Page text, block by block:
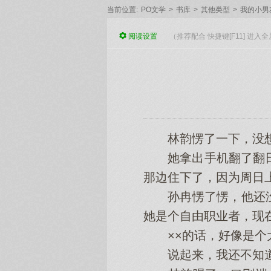
当前位置: PO文学 > 书库 > 其他类型 > 我的小
阅读设置 （推荐配合 快捷键[F11] 进入
林韵愣了一下，没
她拿出手机翻了翻日
那边住下了，因为周日
孙冉愣了愣，他还没
她是个自由职业者，现
××的话，好像是个
说起来，我还不知道